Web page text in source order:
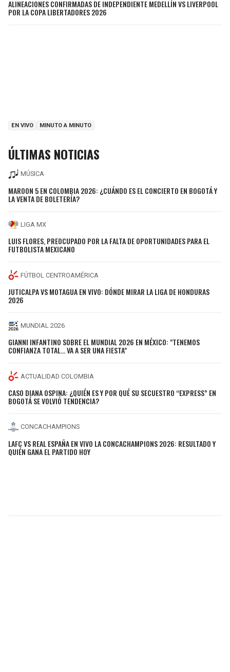
ALINEACIONES CONFIRMADAS DE INDEPENDIENTE MEDELLÍN VS LIVERPOOL
POR LA COPA LIBERTADORES 2026
EN VIVO MINUTO A MINUTO
ÚLTIMAS NOTICIAS
MÚSICA
MAROON 5 EN COLOMBIA 2026: ¿CUÁNDO ES EL CONCIERTO EN BOGOTÁ Y
LA VENTA DE BOLETERÍA?
LIGA MX
LUIS FLORES, PREOCUPADO POR LA FALTA DE OPORTUNIDADES PARA EL
FUTBOLISTA MEXICANO
FÚTBOL CENTROAMÉRICA
JUTICALPA VS MOTAGUA EN VIVO: DÓNDE MIRAR LA LIGA DE HONDURAS
2026
MUNDIAL 2026
GIANNI INFANTINO SOBRE EL MUNDIAL 2026 EN MÉXICO: "TENEMOS
CONFIANZA TOTAL... VA A SER UNA FIESTA"
ACTUALIDAD COLOMBIA
CASO DIANA OSPINA: ¿QUIÉN ES Y POR QUÉ SU SECUESTRO “EXPRESS” EN
BOGOTÁ SE VOLVIÓ TENDENCIA?
CONCACHAMPIONS
LAFC VS REAL ESPAÑA EN VIVO LA CONCACHAMPIONS 2026: RESULTADO Y
QUIÉN GANA EL PARTIDO HOY